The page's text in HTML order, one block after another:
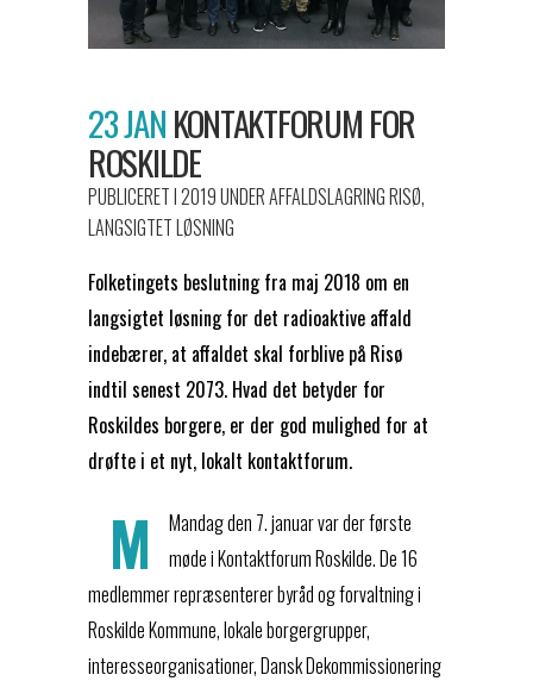
23 JANKONTAKTFORUM FOR
ROSKILDE
PUBLICERET I 2019UNDERAFFALDSLAGRING RISØ,
LANGSIGTET LØSNING
Folketingets beslutning fra maj 2018 om en
langsigtet løsning for det radioaktive affald
indebærer, at affaldet skal forblive på Risø
indtil senest 2073. Hvad det betyder for
Roskildes borgere, er der god mulighed for at
drøfte i et nyt, lokalt kontaktforum.
M
Mandag den 7. januar var der første
møde i Kontaktforum Roskilde. De 16
medlemmer repræsenterer byråd og forvaltning i
Roskilde Kommune, lokale borgergrupper,
interesseorganisationer, Dansk Dekommissionering